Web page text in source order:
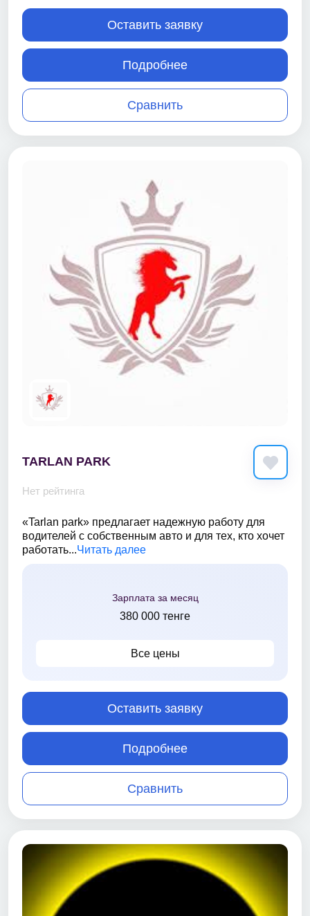
Сравнить
Оставить заявку
Подробнее
TARLAN PARK
Нет рейтинга
«Tarlan park» предлагает надежную работу для
водителей с собственным авто и для тех, кто хочет
работать...Читать далее
Зарплата за месяц
380 000 тенге
Все цены
Сравнить
Оставить заявку
Подробнее